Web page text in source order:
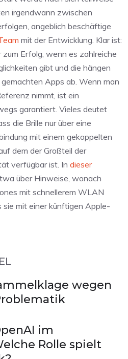
irgendwann zwischen
angeblich beschäftige
mit der Entwicklung. Klar ist:
Erfolg, wenn es zahlreiche
gibt und die hängen
Apps ab. Wenn man
nimmt, ist ein
garantiert. Vieles deutet
die Brille nur über eine
mit einem gekoppelten
dem der Großteil der
verfügbar ist. In dieser
über Hinweise, wonach
mit schnellerem WLAN
mit einer künftigen Apple-
wegen
im
Rolle spielt